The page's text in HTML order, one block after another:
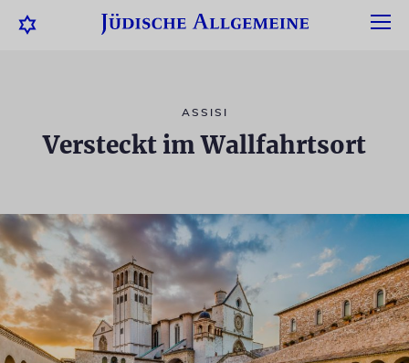
ASSISI
Versteckt im Wallfahrtsort